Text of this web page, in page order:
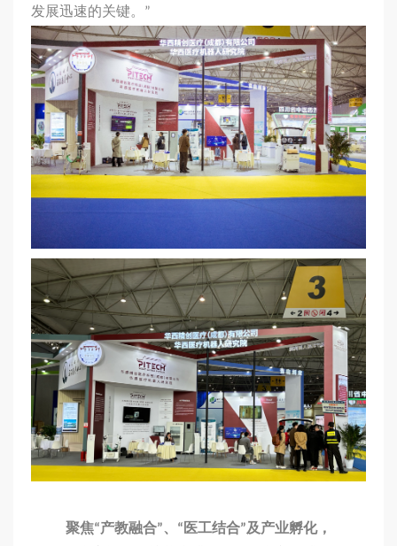
发展迅速的关键。”
聚焦“产教融合”、“医工结合”及产业孵化，